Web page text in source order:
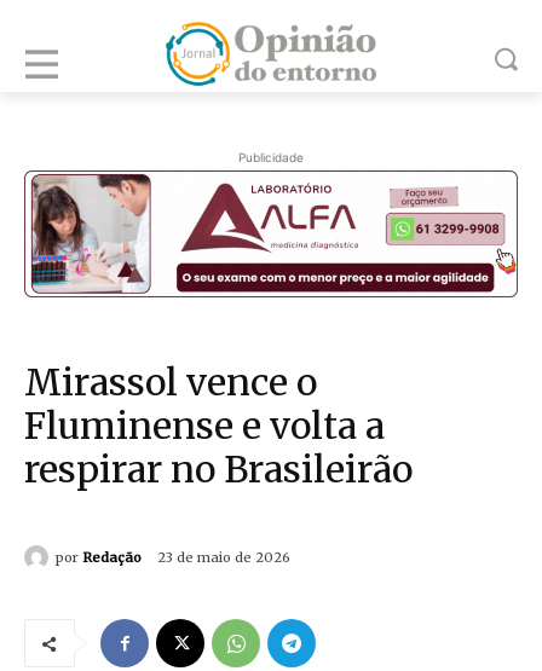
Publicidade
Mirassol vence o
Fluminense e volta a
respirar no Brasileirão
por Redação 23 de maio de 2026